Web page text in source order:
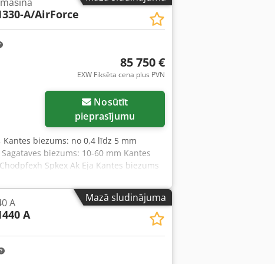
Pieprasīt vairāk attēlu
A/AirForce
85 750 €
EXW Fiksēta cena plus PVN
pieprasījumu
, Kantes biezums: no 0,4 līdz 5 mm
biezums: 10-60 mm Kantes
Spkex Ak Eja Kantes biezums
agregāts SP03 Atgriešanas
AR02 Skūšanas naža agregāts
šķidruma izsmidzināšanas
PU granulētajai līmei NC līmes plūsmas
augstas kvalitātes
(Fotogrāfijā redzama ilustratīva
Mazā sludinājuma
A
A